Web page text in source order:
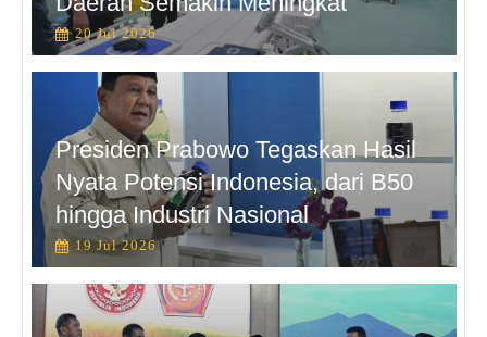
20 Jul 2026
Presiden Prabowo Tegaskan Hasil
Nyata Potensi Indonesia, dari B50
hingga Industri Nasional
19 Jul 2026